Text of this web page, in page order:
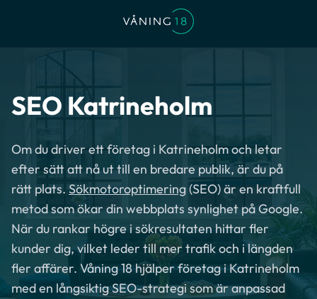
SEO Katrineholm
Om du driver ett företag i Katrineholm och letar
efter sätt att nå ut till en bredare publik, är du på
rätt plats. Sökmotoroptimering(SEO) är en kraftfull
metod som ökar din webbplats synlighet på Google.
När du rankar högre i sökresultaten hittar fler
kunder dig, vilket leder till mer trafik och i längden
fler affärer. Våning 18 hjälper företag i Katrineholm
med en långsiktig SEO-strategi som är anpassad